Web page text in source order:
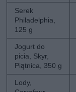
Serek
Philadelphia,
125 g
Jogurt do
picia, Skyr,
Piątnica, 350 g
Lody,